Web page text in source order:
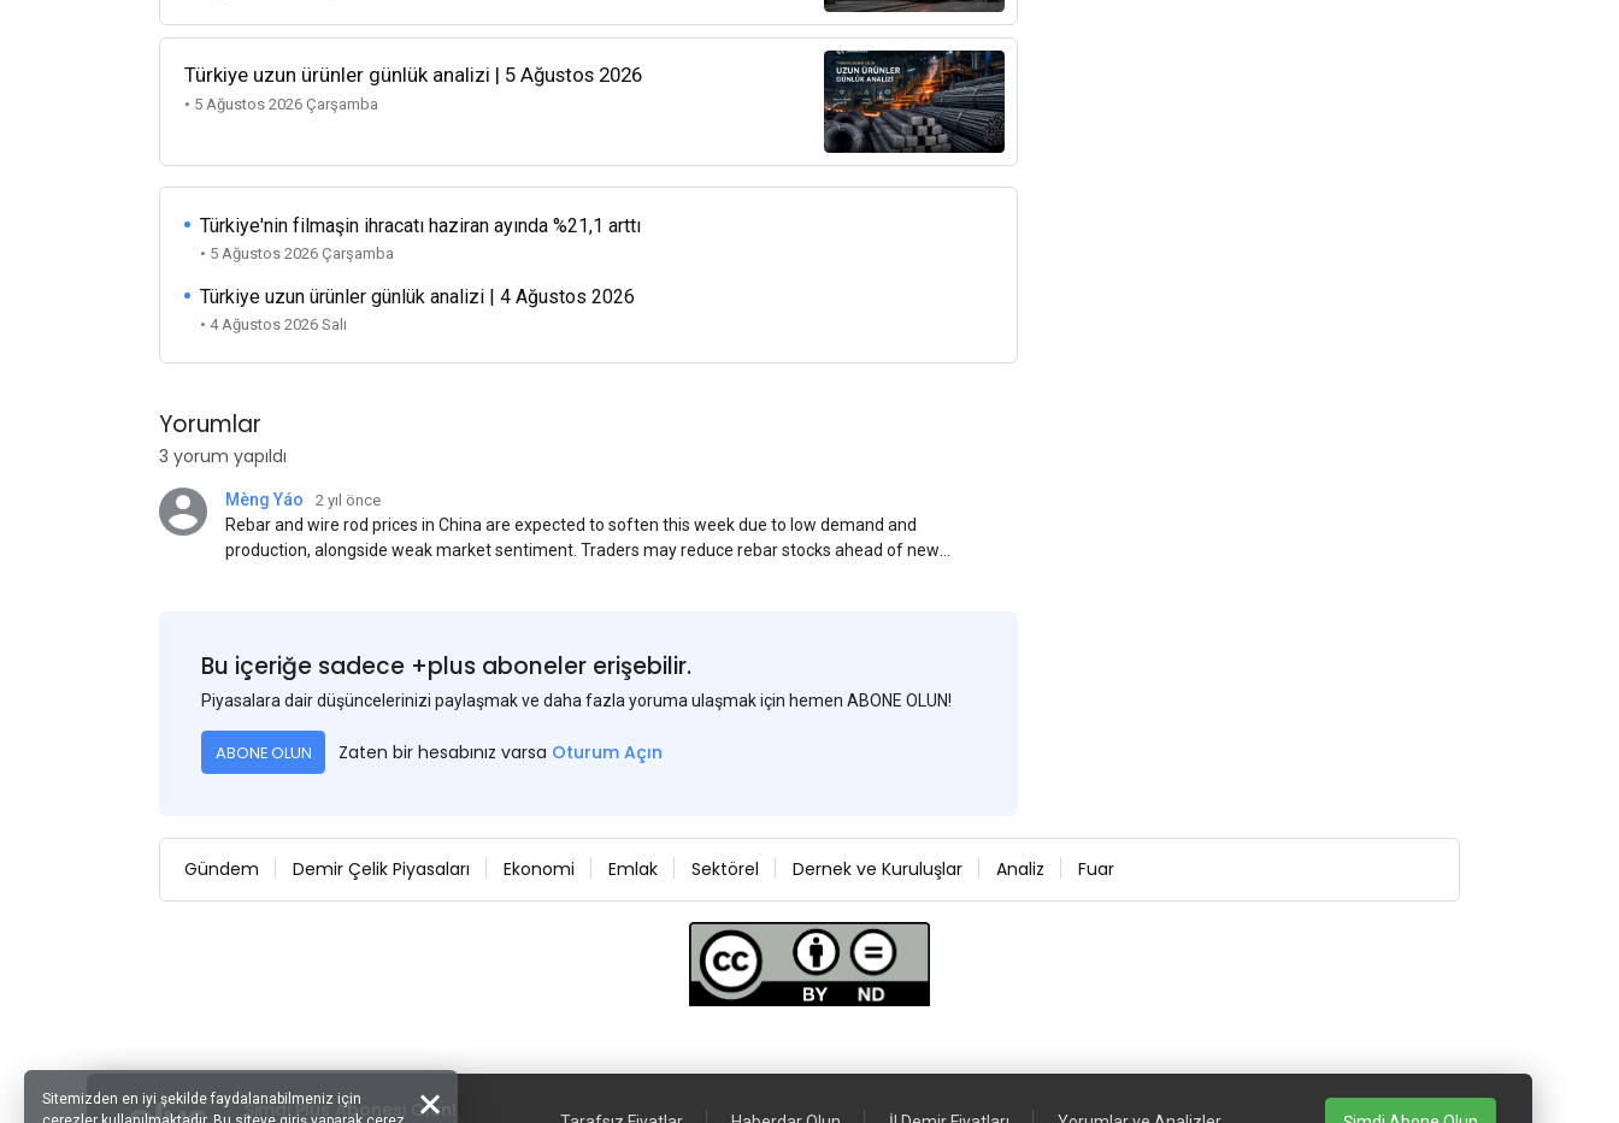
Türkiye uzun ürünler günlük analizi | 5 Ağustos 2026
• 5 Ağustos 2026 Çarşamba
Türkiye'nin filmaşin ihracatı haziran ayında %21,1 arttı
• 5 Ağustos 2026 Çarşamba
Türkiye uzun ürünler günlük analizi | 4 Ağustos 2026
• 4 Ağustos 2026 Salı
Yorumlar
3 yorum yapıldı
Mèng Yáo 2 yıl önce
Rebar and wire rod prices in China are expected to soften this week due to low demand and
production, alongside weak market sentiment. Traders may reduce rebar stocks ahead of new
Bu içeriğe sadece +plus aboneler erişebilir.
Piyasalara dair düşüncelerinizi paylaşmak ve daha fazla yoruma ulaşmak için hemen ABONE OLUN!
ABONE OLUN Zaten bir hesabınız varsa Oturum Açın
Gündem Demir Çelik Piyasaları Ekonomi Emlak Sektörel Dernek ve Kuruluşlar Analiz Fuar
Şimdi Plus Abonesi Olun!
Sitemizden en iyi şekilde faydalanabilmeniz için